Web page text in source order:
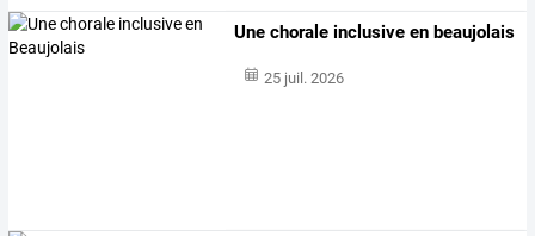
Une chorale inclusive en beaujolais
25 juil. 2026